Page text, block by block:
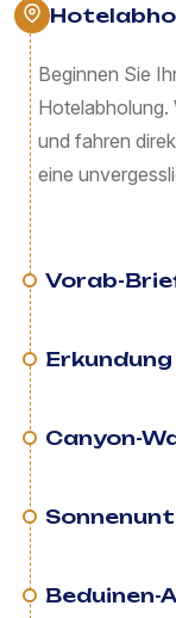
Beginnen Sie
Hotelabholung.
und fahren
eine
Vorab-
Canyon-
Beduinen-